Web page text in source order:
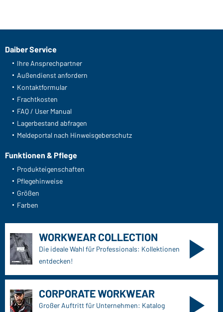
Daiber Service
Ihre Ansprechpartner
Außendienst anfordern
Kontaktformular
Frachtkosten
FAQ / User Manual
Lagerbestand abfragen
Meldeportal nach Hinweisgeberschutz
Funktionen & Pflege
Produkteigenschaften
Pflegehinweise
Größen
Farben
WORKWEAR COLLECTION
Die ideale Wahl für Professionals: Kollektionen
entdecken!
CORPORATE WORKWEAR
Großer Auftritt für Unternehmen: Katalog